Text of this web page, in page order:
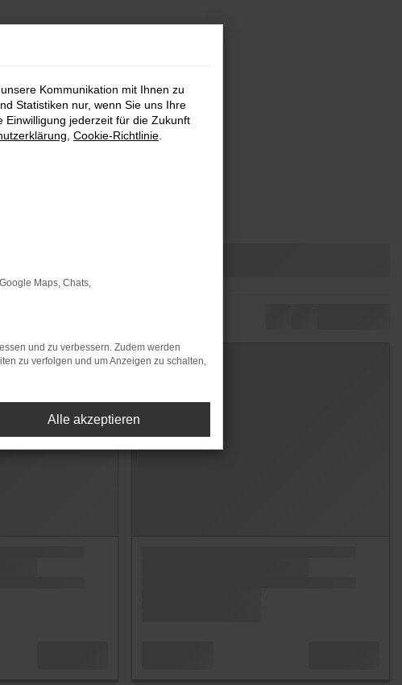
Kommunikation mit Ihnen zu
Statistiken nur, wenn Sie uns Ihre
jederzeit für die Zukunft
Cookie-Richtlinie
Maps, Chats,
und zu verbessern. Zudem werden
zu verfolgen und um Anzeigen zu schalten,
Alle akzeptieren